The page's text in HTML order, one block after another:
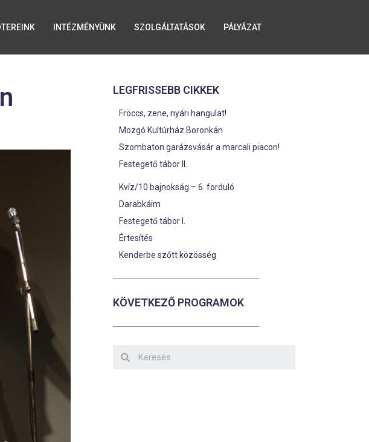
INTÉZMÉNYÜNK SZOLGÁLTATÁSOK PÁLYÁZAT
LEGFRISSEBB CIKKEK
Fröccs, zene, nyári hangulat!
Mozgó Kultúrház Boronkán
Szombaton garázsvásár a marcali piacon!
Festegető tábor II.
Kvíz/10 bajnokság – 6. forduló
Darabkáim
Festegető tábor I.
Értesítés
Kenderbe szőtt közösség
KÖVETKEZŐ PROGRAMOK